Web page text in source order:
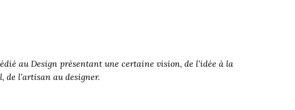
au Design présentant une certaine vision, de l’idée à la
l’artisan au designer.